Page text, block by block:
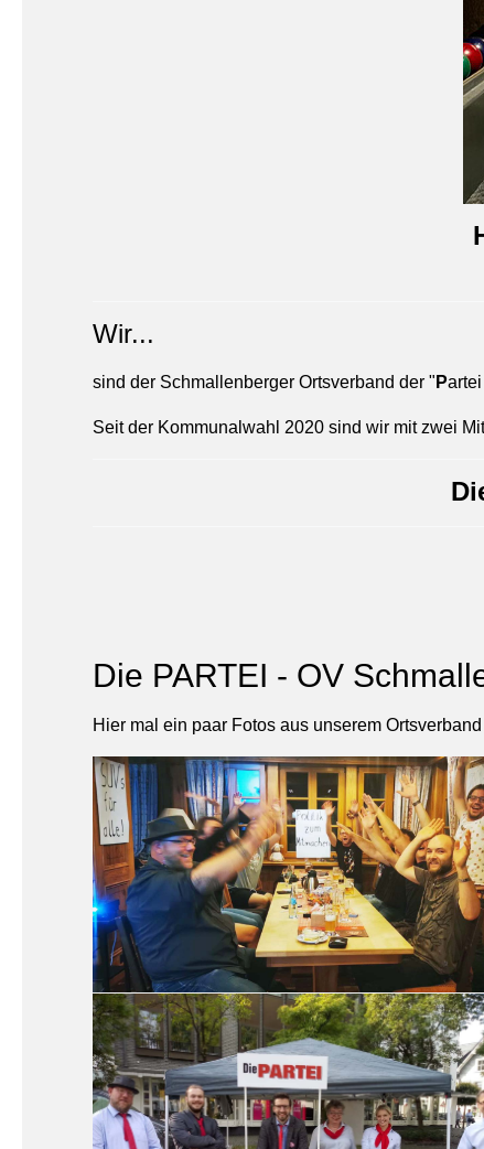
Wir...
sind der Schmallenberger Ortsverband der " P
Seit der Kommunalwahl 2020 sind wir mit zwei
Die PARTEI - OV
Hier mal ein paar Fotos aus unserem Ortsverband